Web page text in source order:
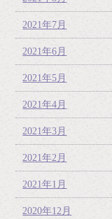
2021年7月
2021年6月
2021年5月
2021年4月
2021年3月
2021年2月
2021年1月
2020年12月